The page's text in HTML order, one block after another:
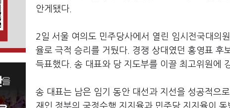
안게됐다.
2일 서울 여의도 민주당사에서 열린 임시전국대
율로 극적 승리를 거뒀다. 경쟁 상대였던 홍영표
득표했다. 송 대표와 당 지도부를 이끌 최고위원에
송 대표는 남은 임기 동안 대선과 지선을 성공적으
재인 정부의 국정수행 지지율과 민주당 지지율이